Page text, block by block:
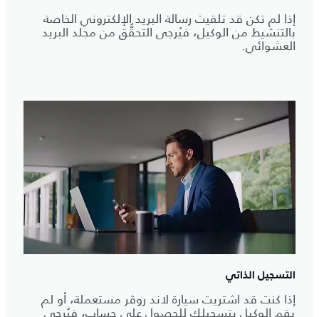
إذا لم تكن قد تلقيت رسالة البريد الإلكتروني الخاصة
بالتنشيط من الوكيل، فيُرجى التحقُّق من مجلد البريد
العشوائي.
التسجيل الذاتي
إذا كنت قد اشتريت سيارة لاند روڤر مستعملة، أو لم
يقم الوكيل بتسجيلك للحصول على حساب، فيُرجى